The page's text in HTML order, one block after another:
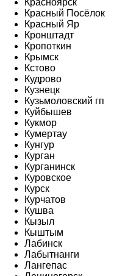
Красноярск
Красный Посёлок
Красный Яр
Кронштадт
Кропоткин
Крымск
Кстово
Кудрово
Кузнецк
Кузьмоловский гп
Куйбышев
Кукмор
Кумертау
Кунгур
Курган
Курганинск
Куровское
Курск
Курчатов
Кушва
Кызыл
Кыштым
Лабинск
Лабытнанги
Лангепас